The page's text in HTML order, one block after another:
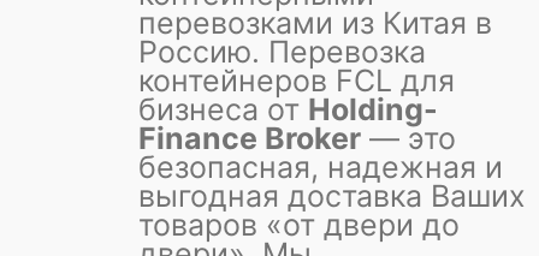
перевозками из Китая в
Россию. Перевозка
контейнеров FCL для
бизнеса от Holding-
Finance Broker — это
безопасная, надежная и
выгодная доставка Ваших
товаров «от двери до